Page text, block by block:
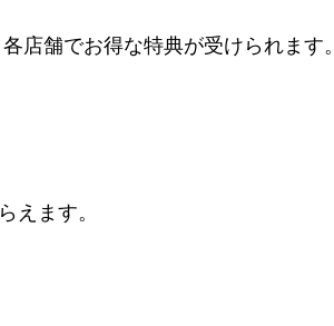
店舗でお得な特典が受けられます
えます。